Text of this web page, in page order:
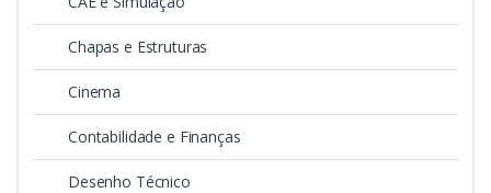
Chapas e Estruturas
Cinema
Contabilidade e Finanças
Desenho Técnico